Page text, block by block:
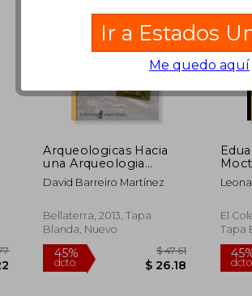
$ 64.26 dcto. $ 25.77
Arqueologicas Hacia
una Arqueologia
Aplicada
David Barreiro Martínez
Bellaterra, 2013, Tapa
Blanda, Nuevo
años
El
Tapa
Ir a Estados
Me quedo aquí